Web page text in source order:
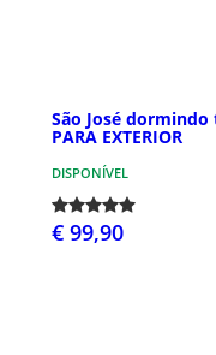
São José
PARA EXTERIOR
DISPONÍVEL
€ 99,90